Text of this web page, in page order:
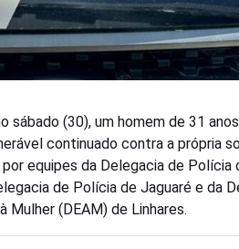
sábado (30), um homem de 31 anos
continuado contra a própria
equipes da Delegacia de Polícia
de Polícia de Jaguaré e da
Mulher (DEAM) de Linhares.